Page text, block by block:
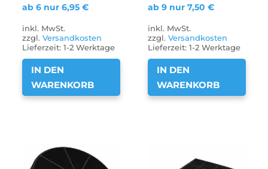
ab 6 nur6,95€
inkl. MwSt.
zzgl.Versandkosten
Lieferzeit:1-2 Werktage
IN DEN
WARENKORB
ab 9 nur7,50€
inkl. MwSt.
zzgl.Versandkosten
Lieferzeit:1-2 Werktage
IN DEN
WARENKORB